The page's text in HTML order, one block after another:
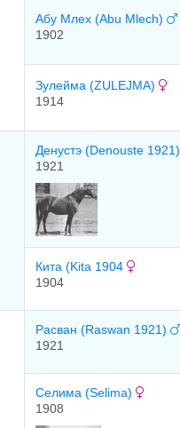
Абу Млех (Abu Mlech)
1902
Зулейма (ZULEJMA)
1914
Денустэ (Denouste 1921)
1921
Кита (Kita 1904
1904
Расван (Raswan 1921)
1921
Селима (Selima)
1908